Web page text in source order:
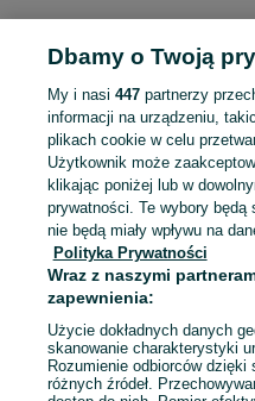
- Małopolskie
Kombinezony -
KATEGORIA
ubranko do chrztu dla chłopca,
Mapa kategorii
Mapa miejscowości
Mapa ministron
Popularne wyszukiwania
Dbamy o Twoją
My i nasi 447partnerzy
informacji na urządzeniu,
plikach cookie w celu
Użytkownik może
klikając poniżej lub w
prywatności. Te wybory będą
nie będą miały wpływu na
Polityka Prywatności
Wraz z naszymi
zapewnienia:
Użycie dokładnych danych
skanowanie charakterystyki
Rozumienie odbiorców
różnych źródeł.